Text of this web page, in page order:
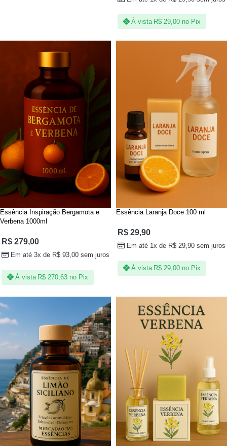
À vista R$ 29,00 no Pix
Essência Inspiração Bergamota e
Verbena 1000ml
R$279,00
Em até 3x de R$ 93,00 sem juros
À vista R$ 270,63 no Pix
Essência Laranja Doce 100 ml
R$29,90
Em até 1x de R$ 29,90 sem juros
À vista R$ 29,00 no Pix